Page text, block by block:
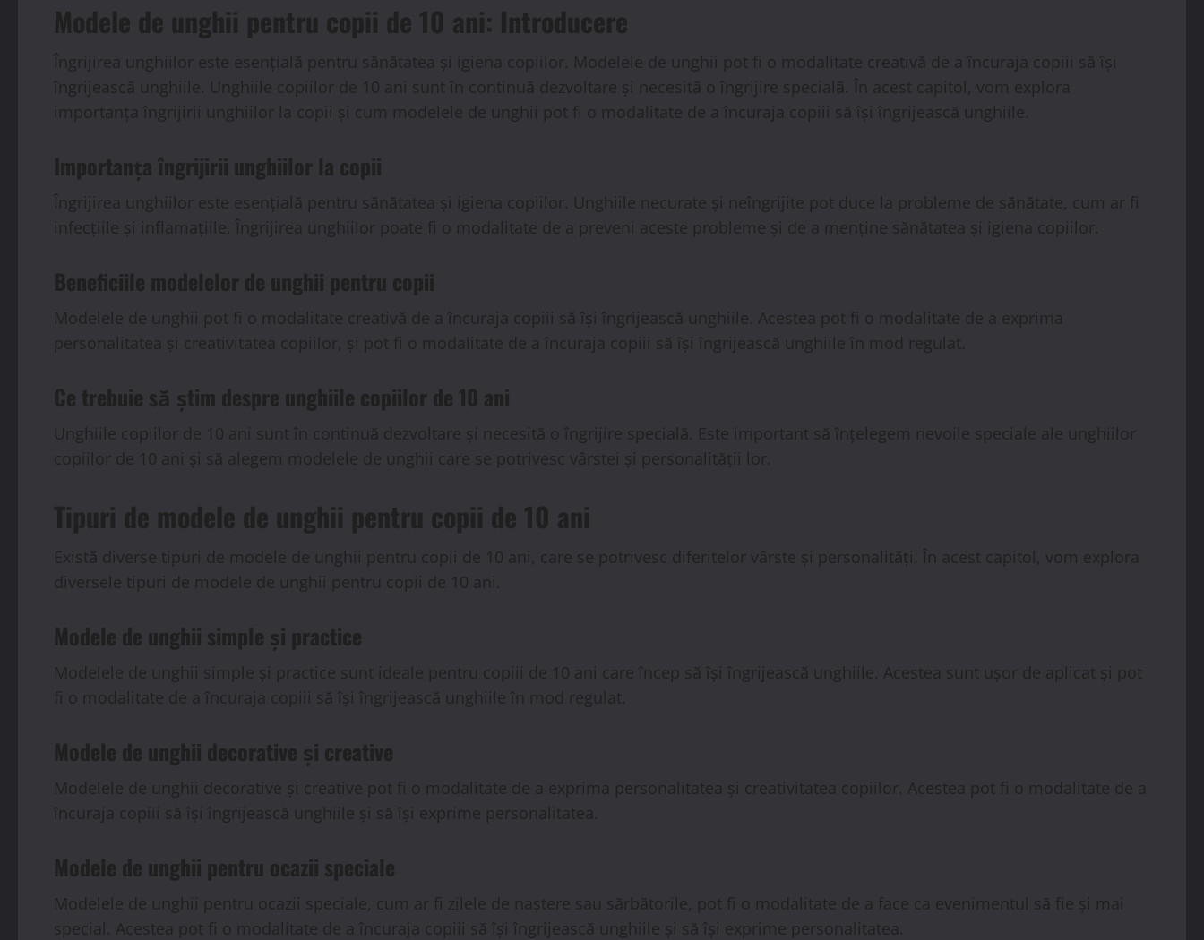
Modele de unghii pentru copii de 10 ani: Introducere
Îngrijirea unghiilor este esențială pentru sănătatea și igiena copiilor. Modelele de unghii pot fi o modalitate creativă de a încuraja copiii să își
îngrijească unghiile. Unghiile copiilor de 10 ani sunt în continuă dezvoltare și necesită o îngrijire specială. În acest capitol, vom explora
importanța îngrijirii unghiilor la copii și cum modelele de unghii pot fi o modalitate de a încuraja copiii să își îngrijească unghiile.
Importanța îngrijirii unghiilor la copii
Îngrijirea unghiilor este esențială pentru sănătatea și igiena copiilor. Unghiile necurate și neîngrijite pot duce la probleme de sănătate, cum ar fi
infecțiile și inflamațiile. Îngrijirea unghiilor poate fi o modalitate de a preveni aceste probleme și de a menține sănătatea și igiena copiilor.
Beneficiile modelelor de unghii pentru copii
Modelele de unghii pot fi o modalitate creativă de a încuraja copiii să își îngrijească unghiile. Acestea pot fi o modalitate de a exprima
personalitatea și creativitatea copiilor, și pot fi o modalitate de a încuraja copiii să își îngrijească unghiile în mod regulat.
Ce trebuie să știm despre unghiile copiilor de 10 ani
Unghiile copiilor de 10 ani sunt în continuă dezvoltare și necesită o îngrijire specială. Este important să înțelegem nevoile speciale ale unghiilor
copiilor de 10 ani și să alegem modelele de unghii care se potrivesc vârstei și personalității lor.
Tipuri de modele de unghii pentru copii de 10 ani
Există diverse tipuri de modele de unghii pentru copii de 10 ani, care se potrivesc diferitelor vârste și personalități. În acest capitol, vom explora
diversele tipuri de modele de unghii pentru copii de 10 ani.
Modele de unghii simple și practice
Modelele de unghii simple și practice sunt ideale pentru copiii de 10 ani care încep să își îngrijească unghiile. Acestea sunt ușor de aplicat și pot
fi o modalitate de a încuraja copiii să își îngrijească unghiile în mod regulat.
Modele de unghii decorative și creative
Modelele de unghii decorative și creative pot fi o modalitate de a exprima personalitatea și creativitatea copiilor. Acestea pot fi o modalitate de a
încuraja copiii să își îngrijească unghiile și să își exprime personalitatea.
Modele de unghii pentru ocazii speciale
Modelele de unghii pentru ocazii speciale, cum ar fi zilele de naștere sau sărbătorile, pot fi o modalitate de a face ca evenimentul să fie și mai
special. Acestea pot fi o modalitate de a încuraja copiii să își îngrijească unghiile și să își exprime personalitatea.